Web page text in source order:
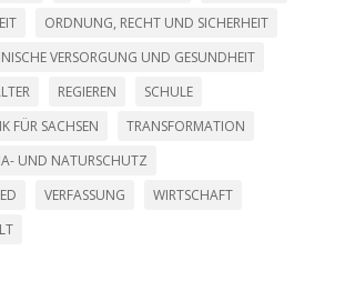
ORDNUNG, RECHT UND SICHERHEIT
VERSORGUNG UND GESUNDHEIT
REGIEREN
SCHULE
FÜR SACHSEN
TRANSFORMATION
UND NATURSCHUTZ
VERFASSUNG
WIRTSCHAFT